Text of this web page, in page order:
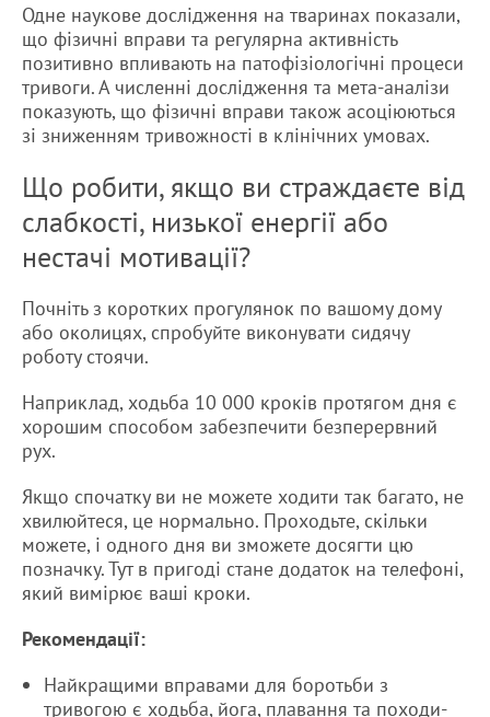
Одне наукове дослідження на тваринах показали,
що фізичні вправи та регулярна активність
позитивно впливають на патофізіологічні процеси
тривоги. А численні дослідження та мета-аналізи
показують, що фізичні вправи також асоціюються
зі зниженням тривожності в клінічних умовах.
Що робити, якщо ви страждаєте від
слабкості, низької енергії або
нестачі мотивації?
Почніть з коротких прогулянок по вашому дому
або околицях, спробуйте виконувати сидячу
роботу стоячи.
Наприклад, ходьба 10 000 кроків протягом дня є
хорошим способом забезпечити безперервний
рух.
Якщо спочатку ви не можете ходити так багато, не
хвилюйтеся, це нормально. Проходьте, скільки
можете, і одного дня ви зможете досягти цю
позначку. Тут в пригоді стане додаток на телефоні,
який вимірює ваші кроки.
Рекомендації:
Найкращими вправами для боротьби з
тривогою є ходьба, йога, плавання та походи-